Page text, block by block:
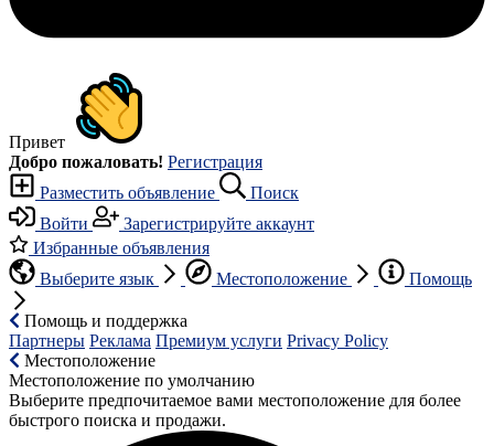
Привет
Добро пожаловать! Регистрация
Разместить объявление
Поиск
Войти
Зарегистрируйте аккаунт
Избранные объявления
Выберите язык
Местоположение Помощь
Помощь и поддержка
Партнеры Реклама Премиум услуги Privacy Policy
Местоположение
Местоположение по умолчанию
Выберите предпочитаемое вами местоположение для более
быстрого поиска и продажи.